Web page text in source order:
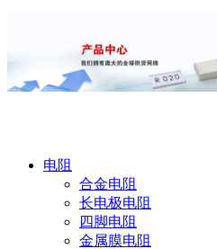
电阻
合金电阻
长电极电阻
四脚电阻
金属膜电阻